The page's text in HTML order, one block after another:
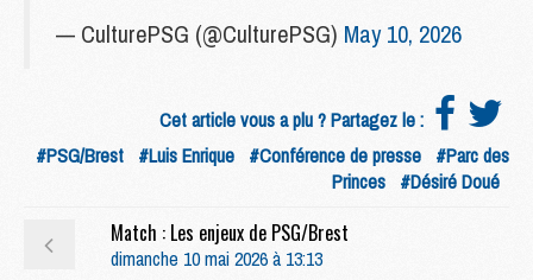
— CulturePSG (@CulturePSG) May 10, 2026
Cet article vous a plu ? Partagez le :
#PSG/Brest #Luis Enrique #Conférence de presse #Parc des
Princes #Désiré Doué
Match : Les enjeux de PSG/Brest
dimanche 10 mai 2026 à 13:13